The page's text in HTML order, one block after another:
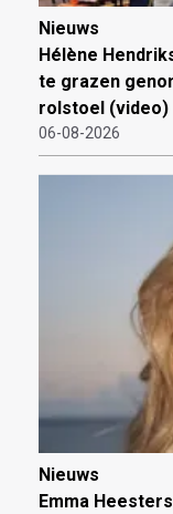
Nieuws
Hélène
te grazen
rolstoel (video)
06-08-2026
Nieuws
Emma